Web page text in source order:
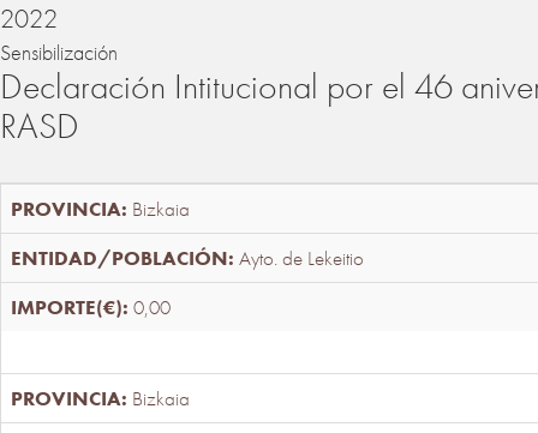
2022
Sensibilización
Declaración Intitucional por el 46
RASD
Bizkaia
Ayto. de Lekeitio
0,00
Bizkaia